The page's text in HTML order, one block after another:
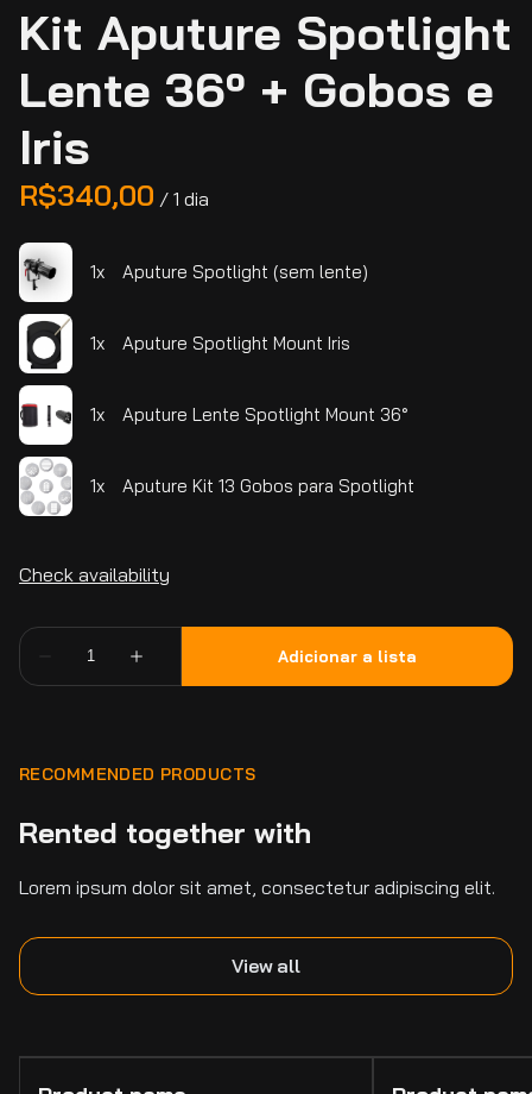
Kit Aputure Spotlight
Lente 36º + Gobos e
Iris
/
RECOMMENDED PRODUCTS
Rented together with
Lorem ipsum dolor sit amet, consectetur adipiscing elit.
View all